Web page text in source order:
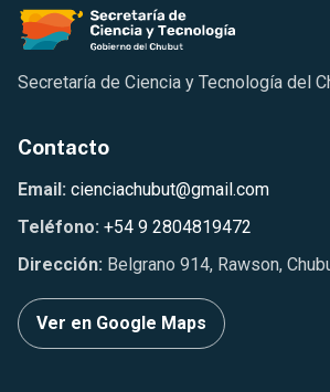
Secretaría de Ciencia y Tecnología del
Contacto
Email: cienciachubut@gmail.com
Teléfono: +54 9 2804819472
Dirección: Belgrano 914, Rawson,
Ver en Google Maps